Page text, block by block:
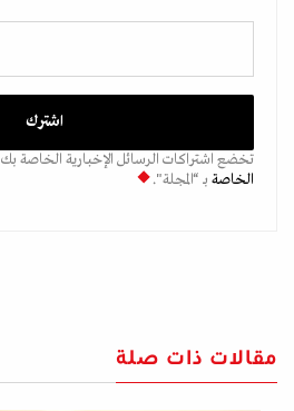
تخضع اشتراكات الرسائل الإخبارية الخاصة بك
الخاصة بـ “المجلة".
مقالات ذات صلة